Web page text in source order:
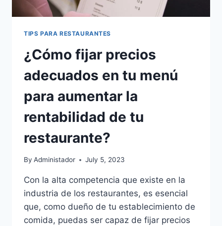
TIPS PARA RESTAURANTES
¿Cómo fijar precios
adecuados en tu menú
para aumentar la
rentabilidad de tu
restaurante?
By Administador July 5, 2023
Con la alta competencia que existe en la
industria de los restaurantes, es esencial
que, como dueño de tu establecimiento de
comida, puedas ser capaz de fijar precios